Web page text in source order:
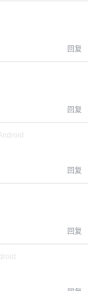
回复
回复
回复
回复